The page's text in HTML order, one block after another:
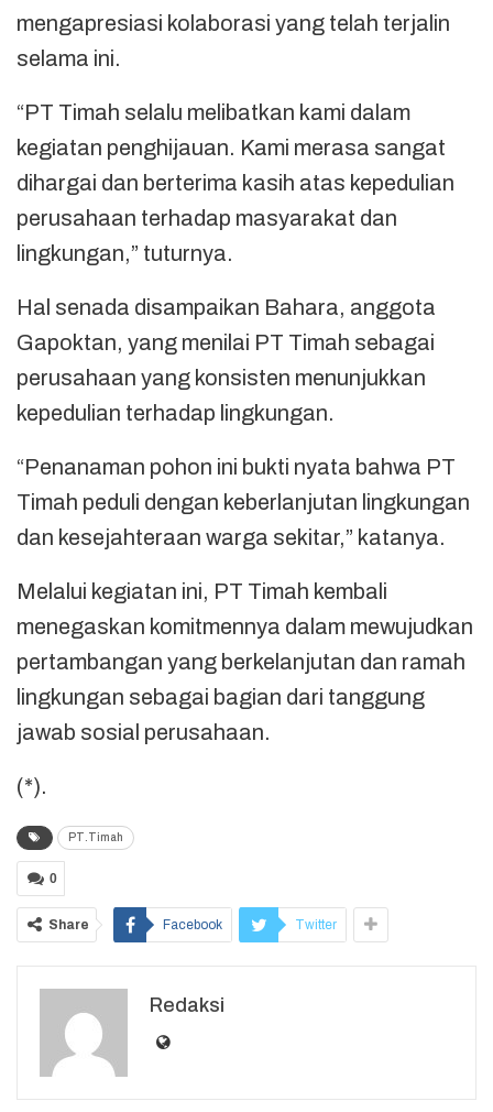
mengapresiasi kolaborasi yang telah terjalin
selama ini.
“PT Timah selalu melibatkan kami dalam
kegiatan penghijauan. Kami merasa sangat
dihargai dan berterima kasih atas kepedulian
perusahaan terhadap masyarakat dan
lingkungan,” tuturnya.
Hal senada disampaikan Bahara, anggota
Gapoktan, yang menilai PT Timah sebagai
perusahaan yang konsisten menunjukkan
kepedulian terhadap lingkungan.
“Penanaman pohon ini bukti nyata bahwa PT
Timah peduli dengan keberlanjutan lingkungan
dan kesejahteraan warga sekitar,” katanya.
Melalui kegiatan ini, PT Timah kembali
menegaskan komitmennya dalam mewujudkan
pertambangan yang berkelanjutan dan ramah
lingkungan sebagai bagian dari tanggung
jawab sosial perusahaan.
(*).
PT.Timah
0
Share Facebook Twitter
Redaksi